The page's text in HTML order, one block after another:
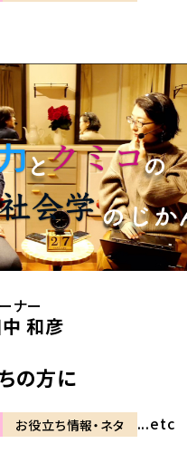
ナー
和彦
の方に
お役立ち情報・ネタ ...etc